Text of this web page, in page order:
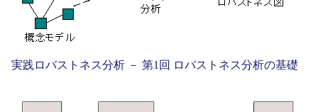
実践ロバストネス分析 － 第1回 ロバストネス分析の基礎